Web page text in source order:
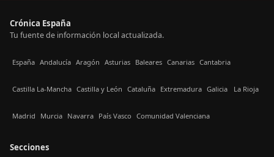
Crónica España
Tu fuente de información local actualizada.
España Andalucía Aragón Asturias Baleares Canarias Cantabria
Castilla La-Mancha Castilla y León Cataluña Extremadura Galicia La Rioja
Madrid Murcia Navarra País Vasco Comunidad Valenciana
Secciones